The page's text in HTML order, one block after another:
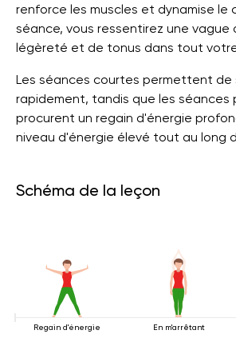
renforce les muscles et dynamise le
séance, vous ressentirez une vague
légèreté et de tonus dans tout
Les séances courtes permettent de
rapidement, tandis que les séances
procurent un regain d'énergie
niveau d'énergie élevé tout au long
Schéma de la leçon
Regain d'énergie En m'arrêtant